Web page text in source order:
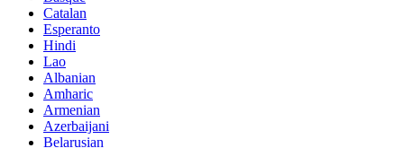
Catalan
Esperanto
Hindi
Lao
Albanian
Amharic
Armenian
Azerbaijani
Belarusian